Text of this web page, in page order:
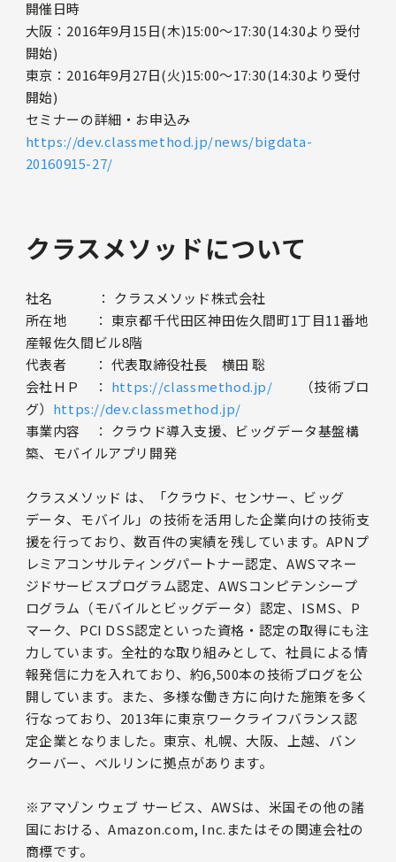
開催日時
大阪：2016年9月15日(木)15:00〜17:30(14:30より受付
開始)
東京：2016年9月27日(火)15:00〜17:30(14:30より受付
開始)
セミナーの詳細・お申込み
https://dev.classmethod.jp/news/bigdata-
20160915-27/
クラスメソッドについて
社名 ： クラスメソッド株式会社
所在地 ： 東京都千代田区神田佐久間町1丁目11番地
産報佐久間ビル8階
代表者 ： 代表取締役社長 横田 聡
会社ＨＰ ： https://classmethod.jp/ （技術ブロ
グ） https://dev.classmethod.jp/
事業内容 ： クラウド導入支援、ビッグデータ基盤構
築、モバイルアプリ開発
クラスメソッド は、「クラウド、センサー、ビッグ
データ、モバイル」の技術を活用した企業向けの技術支
援を行っており、数百件の実績を残しています。APNプ
レミアコンサルティングパートナー認定、AWSマネー
ジドサービスプログラム認定、AWSコンピテンシープ
ログラム（モバイルとビッグデータ）認定、ISMS、P
マーク、PCI DSS認定といった資格・認定の取得にも注
力しています。全社的な取り組みとして、社員による情
報発信に力を入れており、約6,500本の技術ブログを公
開しています。また、多様な働き方に向けた施策を多く
行なっており、2013年に東京ワークライフバランス認
定企業となりました。東京、札幌、大阪、上越、バン
クーバー、ベルリンに拠点があります。
※アマゾン ウェブ サービス、AWSは、米国その他の諸
国における、Amazon.com, Inc.またはその関連会社の
商標です。